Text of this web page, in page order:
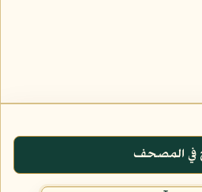
في المصحف